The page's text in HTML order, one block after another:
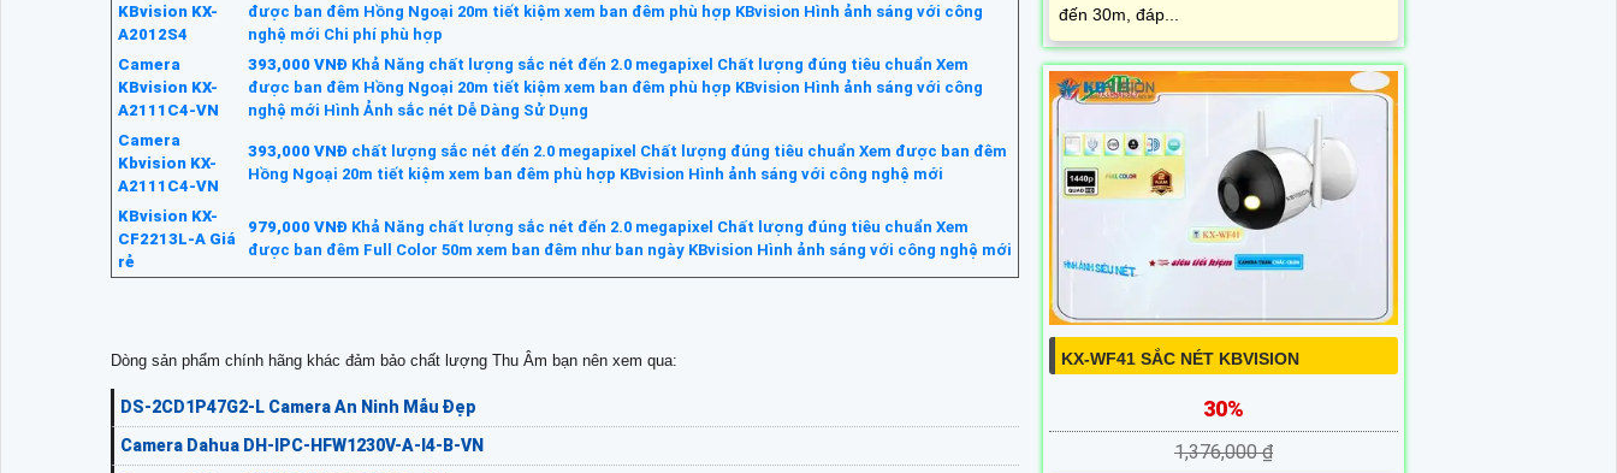
KBvision KX-
A2012S4
được ban đêm Hồng Ngoại 20m tiết kiệm xem ban đêm phù hợp KBvision Hình ảnh sáng với công
nghệ mới Chi phí phù hợp
Camera
KBvision KX-
A2111C4-VN
393,000 VNĐ Khả Năng chất lượng sắc nét đến 2.0 megapixel Chất lượng đúng tiêu chuẩn Xem
được ban đêm Hồng Ngoại 20m tiết kiệm xem ban đêm phù hợp KBvision Hình ảnh sáng với công
nghệ mới Hình Ảnh sắc nét Dễ Dàng Sử Dụng
Camera
Kbvision KX-
A2111C4-VN
393,000 VNĐ chất lượng sắc nét đến 2.0 megapixel Chất lượng đúng tiêu chuẩn Xem được ban đêm
Hồng Ngoại 20m tiết kiệm xem ban đêm phù hợp KBvision Hình ảnh sáng với công nghệ mới
KBvision KX-
CF2213L-A Giá
rẻ
979,000 VNĐ Khả Năng chất lượng sắc nét đến 2.0 megapixel Chất lượng đúng tiêu chuẩn Xem
được ban đêm Full Color 50m xem ban đêm như ban ngày KBvision Hình ảnh sáng với công nghệ mới
Dòng sản phẩm chính hãng khác đảm bảo chất lượng Thu Âm bạn nên xem qua:
DS-2CD1P47G2-L Camera An Ninh Mẫu Đẹp
Camera Dahua DH-IPC-HFW1230V-A-I4-B-VN
đến 30m, đáp...
KX-WF41 SẮC NÉT KBVISION
30%
1,376,000 ₫